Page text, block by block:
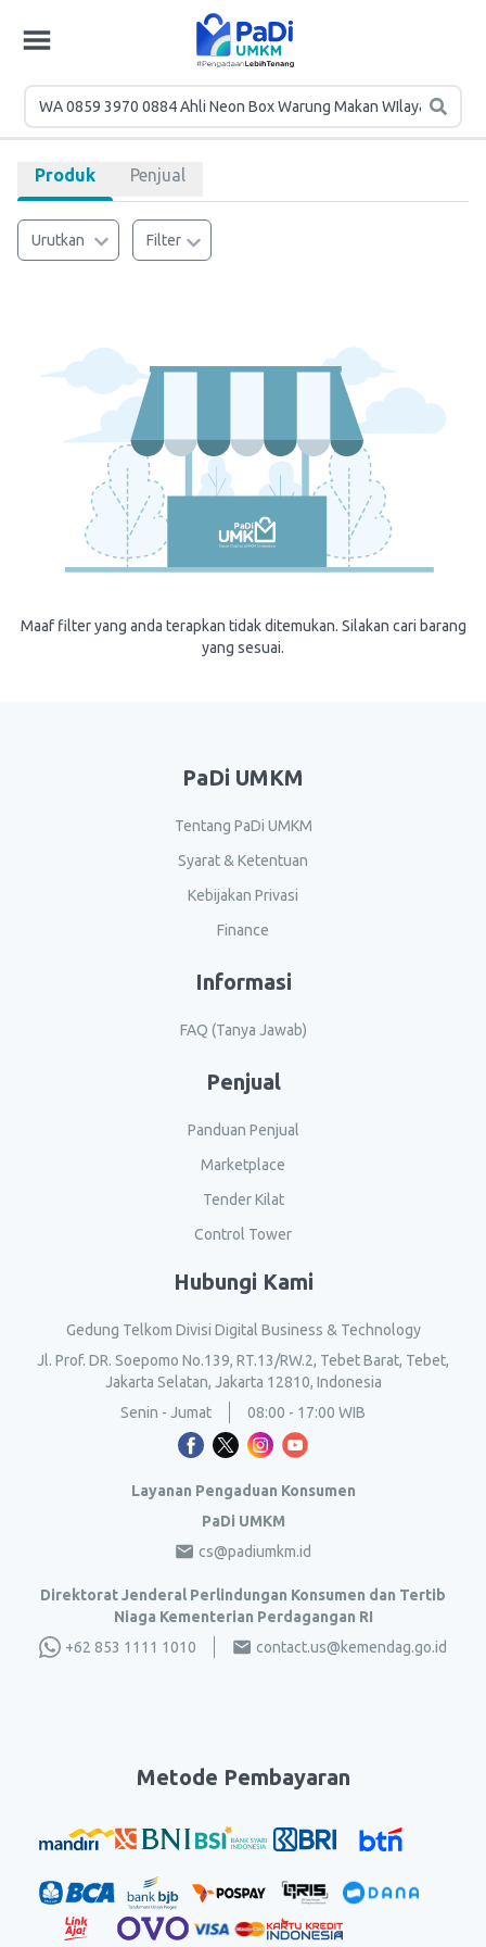
Produk Penjual
Urutkan Filter
Maaf filter yang anda terapkan tidak ditemukan. Silakan cari barang
yang sesuai.
PaDi UMKM
Tentang PaDi UMKM
Syarat & Ketentuan
Kebijakan Privasi
Finance
Informasi
FAQ (Tanya Jawab)
Penjual
Panduan Penjual
Marketplace
Tender Kilat
Control Tower
Hubungi Kami
Gedung Telkom Divisi Digital Business & Technology
Jl. Prof. DR. Soepomo No.139, RT.13/RW.2, Tebet Barat, Tebet,
Jakarta Selatan, Jakarta 12810, Indonesia
Senin - Jumat
08:00 - 17:00 WIB
Layanan Pengaduan Konsumen
PaDi UMKM
cs@padiumkm.id
Direktorat Jenderal Perlindungan Konsumen dan Tertib
Niaga Kementerian Perdagangan RI
+62 853 1111 1010
contact.us@kemendag.go.id
Metode Pembayaran